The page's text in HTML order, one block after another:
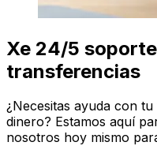
Xe 24/5
transferencias
¿Necesitas ayuda con
dinero? Estamos aquí
nosotros hoy mismo